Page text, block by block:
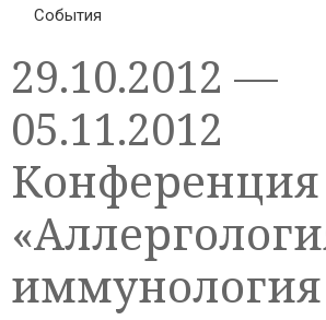
События
29.10.2012 —
05.11.2012
Конференция